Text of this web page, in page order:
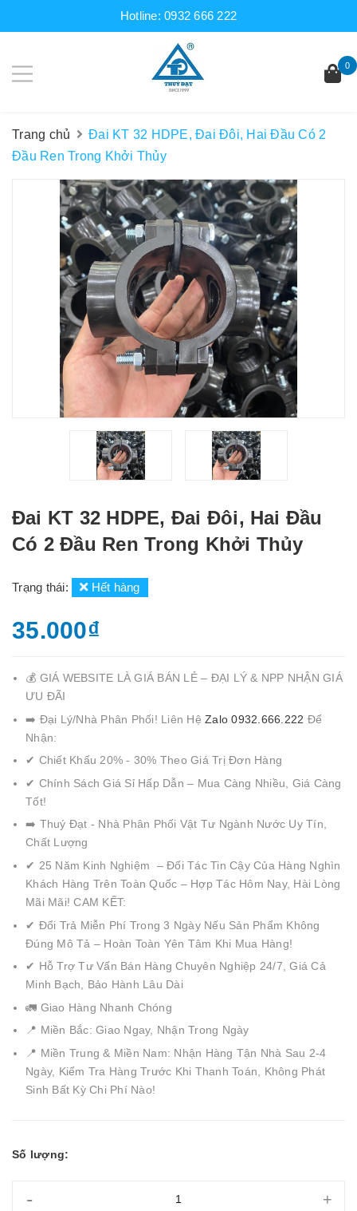
Hotline:0932 666 222
0
Trang chủ
Đai KT 32 HDPE, Đai Đôi, Hai Đầu Có 2
Đầu Ren Trong Khởi Thủy
Đai KT 32 HDPE, Đai Đôi, Hai Đầu
Có 2 Đầu Ren Trong Khởi Thủy
Trạng thái: Hết hàng
35.000₫
💰 GIÁ WEBSITE LÀ GIÁ BÁN LẺ – ĐẠI LÝ & NPP NHẬN GIÁ
ƯU ĐÃI
➡️ Đại Lý/Nhà Phân Phối! Liên Hệ Zalo 0932.666.222 Để
Nhận:
✔ Chiết Khấu 20% - 30% Theo Giá Trị Đơn Hàng
✔ Chính Sách Giá Sỉ Hấp Dẫn – Mua Càng Nhiều, Giá Càng
Tốt!
➡️ Thuý Đạt - Nhà Phân Phối Vật Tư Ngành Nước Uy Tín,
Chất Lượng
✔ 25 Năm Kinh Nghiệm – Đối Tác Tin Cậy Của Hàng Nghìn
Khách Hàng Trên Toàn Quốc – Hợp Tác Hôm Nay, Hài Lòng
Mãi Mãi! CAM KẾT:
✔ Đổi Trả Miễn Phí Trong 3 Ngày Nếu Sản Phẩm Không
Đúng Mô Tả – Hoàn Toàn Yên Tâm Khi Mua Hàng!
✔ Hỗ Trợ Tư Vấn Bán Hàng Chuyên Nghiệp 24/7, Giá Cả
Minh Bạch, Bảo Hành Lâu Dài
🚛 Giao Hàng Nhanh Chóng
📍 Miền Bắc: Giao Ngay, Nhận Trong Ngày
📍 Miền Trung & Miền Nam: Nhận Hàng Tận Nhà Sau 2-4
Ngày, Kiểm Tra Hàng Trước Khi Thanh Toán, Không Phát
Sinh Bất Kỳ Chi Phí Nào!
Số lượng:
- +